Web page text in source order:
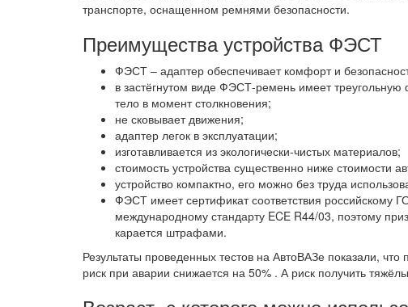
транспорте, оснащенном ремнями безопасности.
Преимущества устройства ФЭСТ
ФЭСТ – адаптер обеспечивает комфорт и
в застёгнутом виде ФЭСТ-ремень имеет треугольную
тело в момент столкновения;
не сковывает движения;
адаптер легок в эксплуатации;
изготавливается из экологически-чистых материалов;
стоимость устройства существенно ниже стоимости
устройство компактно, его можно без труда
ФЭСТ имеет сертификат соответствия российскому
международному стандарту ECE R44/03, поэтому
карается штрафами.
Результаты проведенных тестов на АвтоВАЗе показали,
риск при аварии снижается на 50% . А риск получить